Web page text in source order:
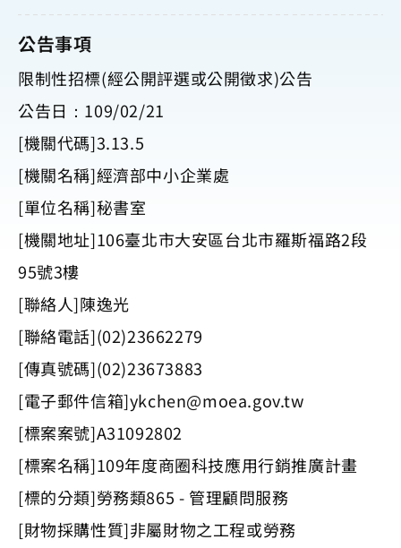
公告事項
限制性招標(經公開評選或公開徵求)公告
公告日：109/02/21
[機關代碼]3.13.5
[機關名稱]經濟部中小企業處
[單位名稱]秘書室
[機關地址]106臺北市大安區台北市羅斯福路2段
95號3樓
[聯絡人]陳逸光
[聯絡電話](02)23662279
[傳真號碼](02)23673883
[電子郵件信箱]ykchen@moea.gov.tw
[標案案號]A31092802
[標案名稱]109年度商圈科技應用行銷推廣計畫
[標的分類]勞務類865 - 管理顧問服務
[財物採購性質]非屬財物之工程或勞務